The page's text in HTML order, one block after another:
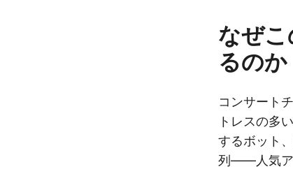
なぜ
るのか
コンサート
トレスの多
するボット
列——人気ア